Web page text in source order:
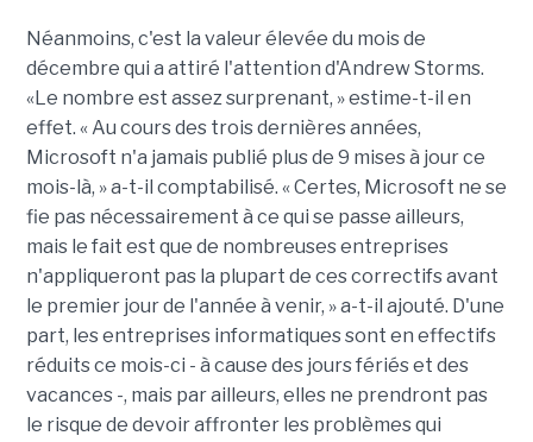
Néanmoins, c'est la valeur élevée du mois de
décembre qui a attiré l'attention d'Andrew Storms.
«Le nombre est assez surprenant, » estime-t-il en
effet. « Au cours des trois dernières années,
Microsoft n'a jamais publié plus de 9 mises à jour ce
mois-là, » a-t-il comptabilisé. « Certes, Microsoft ne se
fie pas nécessairement à ce qui se passe ailleurs,
mais le fait est que de nombreuses entreprises
n'appliqueront pas la plupart de ces correctifs avant
le premier jour de l'année à venir, » a-t-il ajouté. D'une
part, les entreprises informatiques sont en effectifs
réduits ce mois-ci - à cause des jours fériés et des
vacances -, mais par ailleurs, elles ne prendront pas
le risque de devoir affronter les problèmes qui